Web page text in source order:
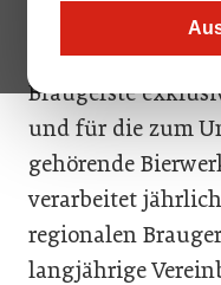
Auf 500 Hektar
von Edelkorn im
Braugerste
und für die zum
gehörende
verarbeitet
regionalen
langjährige